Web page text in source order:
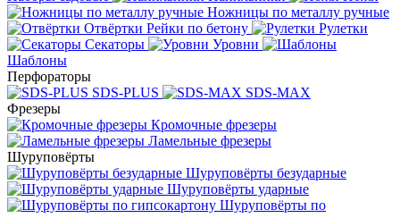
Ножницы по металлу ручные
Отвёртки Рейки по бетону
Рулетки
Секаторы
Уровни
Шаблоны
Перфораторы
SDS-PLUS
SDS-MAX
Фрезеры
Кромочные фрезеры
Ламельные фрезеры
Шуруповёрты
Шуруповёрты безударные
Шуруповёрты ударные
Шуруповёрты по